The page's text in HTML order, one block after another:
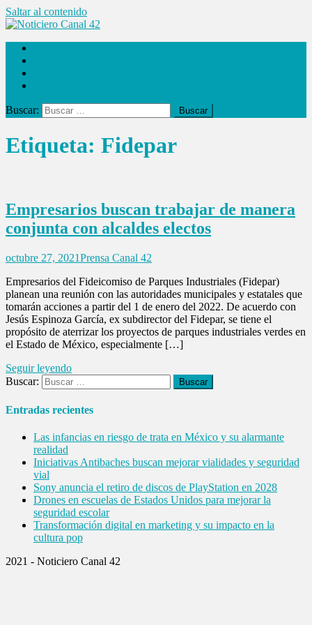
Saltar al contenido
Noticiero Canal 42
Buscar:
Etiqueta: Fidepar
Empresarios buscan trabajar de manera
conjunta con alcaldes electos
octubre 27, 2021Prensa Canal 42
Empresarios del Fideicomiso de Parques Industriales (Fidepar)
planean una reunión con las autoridades municipales y estatales que
tomarán acciones a partir del 1 de enero del 2022. De acuerdo con
Jesús Espinoza García, ex subdirector del Fidepar, se tiene el
propósito de aterrizar los proyectos de parques industriales verdes en
el Estado de México, especialmente […]
Seguir leyendo
Buscar:
Entradas recientes
Las infancias en riesgo de trata en México y su alarmante
realidad
Iniciativas Antibaches buscan mejorar vialidades y seguridad
vial
Sony anuncia el retiro de discos de PlayStation en 2028
Drones en escuelas de Estados Unidos para mejorar la
seguridad escolar
Transformación digital en marketing y su impacto en la
cultura pop
2021 - Noticiero Canal 42